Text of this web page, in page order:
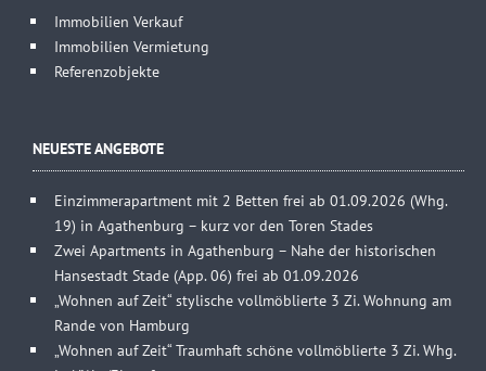
Immobilien Verkauf
Immobilien Vermietung
Referenzobjekte
NEUESTE ANGEBOTE
Einzimmerapartment mit 2 Betten frei ab 01.09.2026 (Whg.
19) in Agathenburg – kurz vor den Toren Stades
Zwei Apartments in Agathenburg – Nahe der historischen
Hansestadt Stade (App. 06) frei ab 01.09.2026
„Wohnen auf Zeit“ stylische vollmöblierte 3 Zi. Wohnung am
Rande von Hamburg
„Wohnen auf Zeit“ Traumhaft schöne vollmöblierte 3 Zi. Whg.